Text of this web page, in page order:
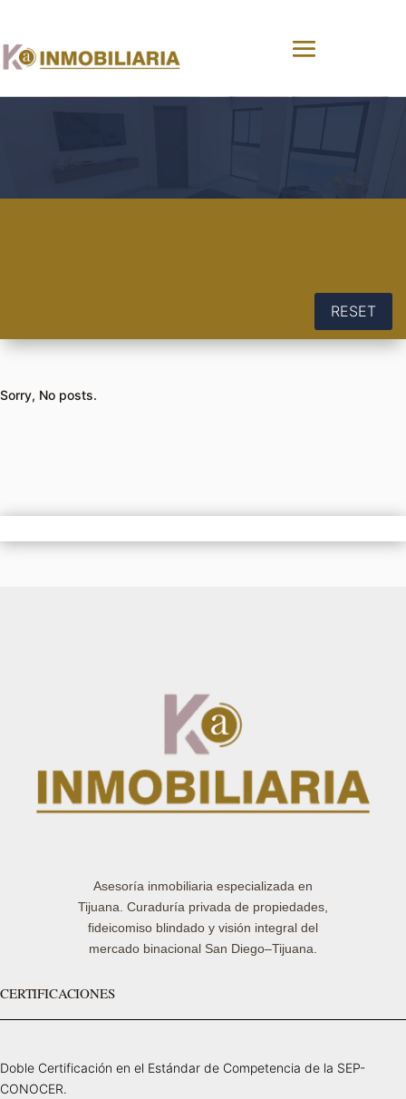
RESET
Sorry, No posts.
Asesoría inmobiliaria especializada en
Tijuana. Curaduría privada de propiedades,
fideicomiso blindado y visión integral del
mercado binacional San Diego–Tijuana.
CERTIFICACIONES
Doble Certificación en el Estándar de Competencia de la SEP-
CONOCER.